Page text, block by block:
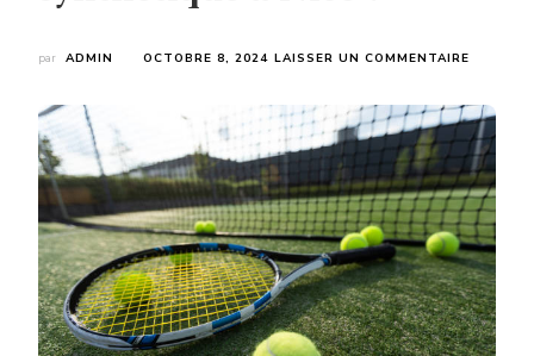
par ADMIN OCTOBRE 8, 2024 LAISSER UN COMMENTAIRE
UNE
BONNE
ET
UNE
LORS
DE
LA